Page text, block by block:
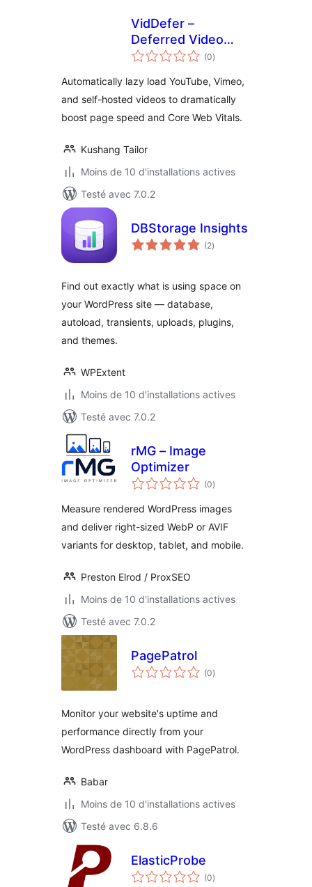
VidDefer –
Deferred Video
Embeds
(0notes
en
)
Automatically lazy load YouTube, Vimeo,
and self-hosted videos to dramatically
boost page speed and Core Web Vitals.
Kushang Tailor
Moins de 10 d'installations actives
Testé avec 7.0.2
DBStorage Insights
(2notes
en
)
Find out exactly what is using space on
your WordPress site — database,
autoload, transients, uploads, plugins,
and themes.
WPExtent
Moins de 10 d'installations actives
Testé avec 7.0.2
rMG – Image
Optimizer
(0notes
en
)
Measure rendered WordPress images
and deliver right-sized WebP or AVIF
variants for desktop, tablet, and mobile.
Preston Elrod / ProxSEO
Moins de 10 d'installations actives
Testé avec 7.0.2
PagePatrol
(0notes
en
)
Monitor your website's uptime and
performance directly from your
WordPress dashboard with PagePatrol.
Babar
Moins de 10 d'installations actives
Testé avec 6.8.6
ElasticProbe
(0notes
en
)